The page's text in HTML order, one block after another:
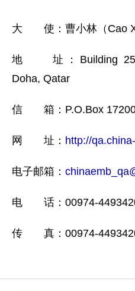
大 使：曹小林（Cao
地 址：Building
Doha, Qatar
信 箱：P.O.Box
网 址： http://
电子邮箱：
电 话：00974-
传 真：00974-